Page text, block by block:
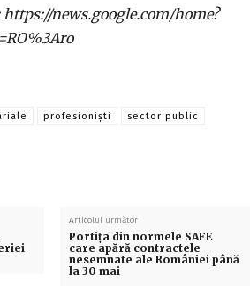
news.google.com/home?
profesioniști sector public
Articolul următor
Portița din normele SAFE
care apără contractele
nesemnate ale României până
la 30 mai